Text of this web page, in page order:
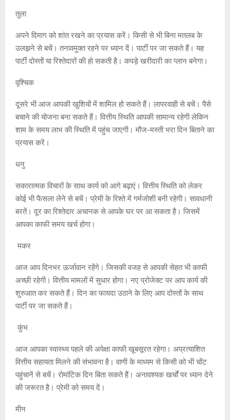
तुला
अपने दिमाग को शांत रखने का प्रयास करें। किसी से भी बिना मतलब के
उलझने से बचें। तनावमुक्त रहने पर ध्यान दें। पार्टी पर जा सकते हैं। यह
पार्टी दोस्तों या रिश्तेदारों की हो सकती है। कपड़े खरीदारी का प्लान बनेगा।
वृश्चिक
दूसरे भी आज आपकी खुशियों में शामिल हो सकते हैं। लापरवाही से बचें। पैसे
बचाने की योजना बना सकते हैं। वित्तीय स्थिति आपकी सामान्य रहेगी लेकिन
शाम के समय लाभ की स्थिति में पहुंच जाएगी। मौज-मस्ती भरा दिन बिताने का
प्रयास करें।
धनु
सकारात्मक विचारों के साथ कार्य को आगे बढ़ाएं। वित्तीय स्थिति को लेकर
कोई भी फैसला लेने से बचें। प्रेमी के रिश्ते में गर्मजोशी बनी रहेगी। सावधानी
बरतें। दूर का रिश्तेदार अचानक से आपके घर पर आ सकता है। जिसमें
आपका काफी समय खर्च होगा।
मकर
आज आप दिनभर ऊर्जावान रहेंगे। जिसकी वजह से आपकी सेहत भी काफी
अच्छी रहेगी। वित्तीय मामलों में सुधार होगा। नए प्रोजेक्ट पर आप कार्य की
शुरुआत कर सकते हैं। दिन का फायदा उठाने के लिए आप दोस्तों के साथ
पार्टी पर जा सकते हैं।
कुंभ
आज आपका स्वास्थ्य पहले की अपेक्षा काफी खूबसूरत रहेगा। अप्रत्याशित
वित्तीय सहायता मिलने की संभावना है। वाणी के माध्यम से किसी को भी चोंट
पहुंचानें से बचें। रोमांटिक दिन बिता सकते हैं। अनावश्यक खर्चों पर ध्यान देने
की जरूरत है। प्रेमी को समय दें।
मीन